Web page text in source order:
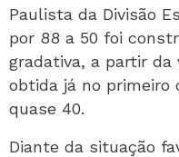
Paulista da Divisão
por 88 a 50 foi
gradativa, a partir da
obtida já no primeiro
quase 40.
Diante da situação